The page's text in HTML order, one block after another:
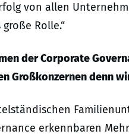
von allen
Rolle.“
der Corporate
Großkonzernendenn
erkennbaren